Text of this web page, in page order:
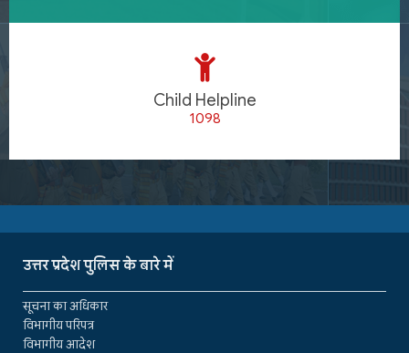
Child Helpline
1098
उत्तर प्रदेश पुलिस के बारे में
सूचना का अधिकार
विभागीय परिपत्र
विभागीय आदेश